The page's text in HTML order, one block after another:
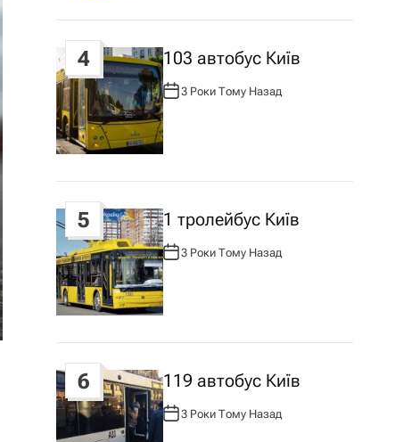
4 103 автобус Київ
А
В
Т
О
Р
:
3 Роки Тому Назад
5 1 тролейбус Київ
А
В
Т
О
Р
:
3 Роки Тому Назад
6 119 автобус Київ
А
3 Роки Тому Назад